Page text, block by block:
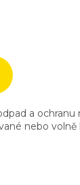
a
nebo volně